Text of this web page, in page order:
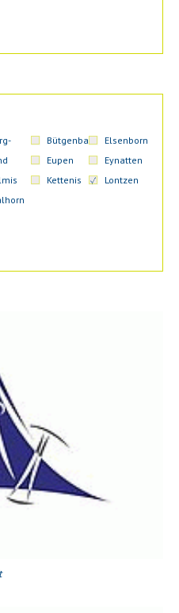
Bütgenbach
Elsenborn
Eupen
Eynatten
Kettenis
Lontzen